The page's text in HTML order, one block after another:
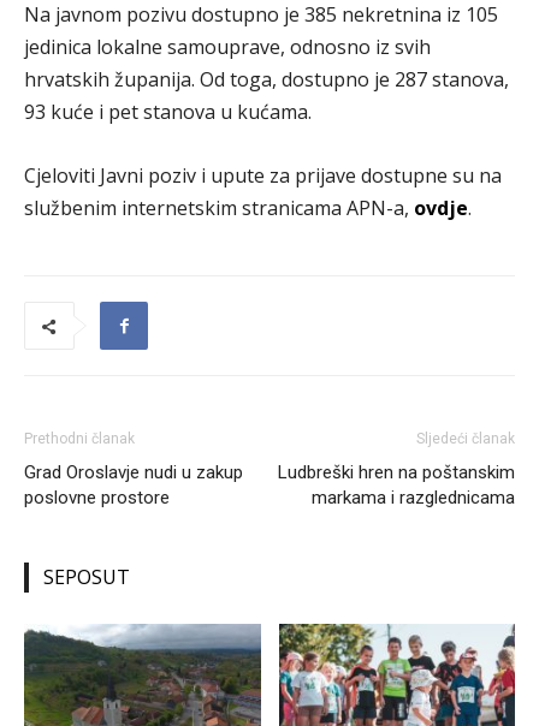
Na javnom pozivu dostupno je 385 nekretnina iz 105
jedinica lokalne samouprave, odnosno iz svih
hrvatskih županija. Od toga, dostupno je 287 stanova,
93 kuće i pet stanova u kućama.
Cjeloviti Javni poziv i upute za prijave dostupne su na
službenim internetskim stranicama APN-a, ovdje.
Prethodni članak
Grad Oroslavje nudi u zakup
poslovne prostore
Sljedeći članak
Ludbreški hren na poštanskim
markama i razglednicama
SEPOSUT